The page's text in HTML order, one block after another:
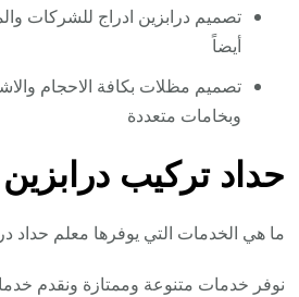
تصميم درابزين ادراج للشركات
أيضاً
تصميم مظلات بكافة الاحجام
وبخامات متعددة
حداد تركيب درابزين
ما هي الخدمات التي يوفرها معلم حداد
نوفر خدمات متنوعة وممتازة ونقدم